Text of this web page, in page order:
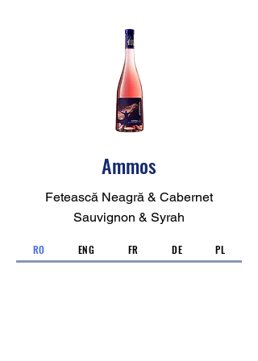
Ammos
Fetească Neagră & Cabernet
Sauvignon & Syrah
RO ENG FR DE PL